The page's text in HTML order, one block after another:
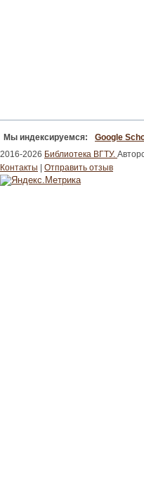
Мы индексируемся: Google
2016-2026 Библиотека ВГТУ.
Контакты
Отправить отзыв